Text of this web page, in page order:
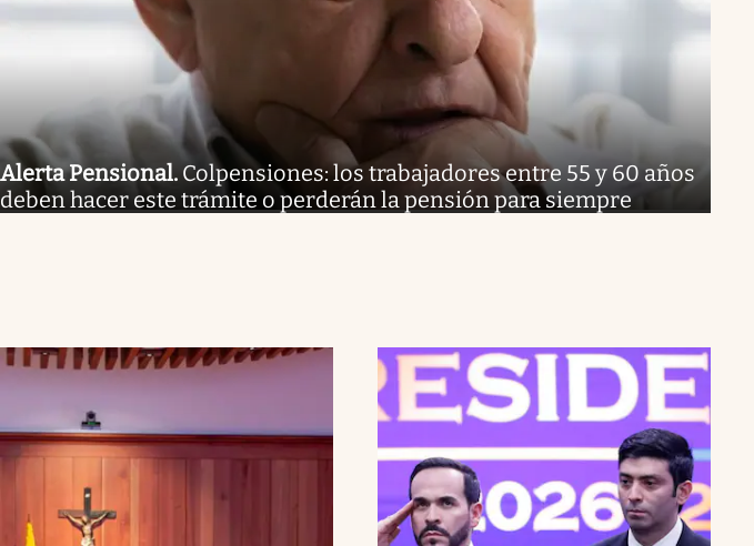
Alerta Pensional. Colpensiones: los trabajadores entre 55 y 60 años
deben hacer este trámite o perderán la pensión para siempre